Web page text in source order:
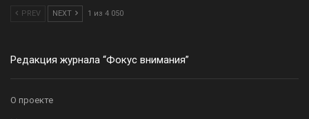
PREV NEXT 1 из 4 050
Редакция журнала “Фокус внимания”
О проекте